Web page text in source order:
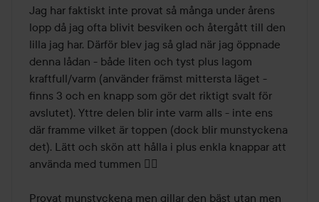
Jag har faktiskt inte provat så många under årens
lopp då jag ofta blivit besviken och återgått till den
lilla jag har. Därför blev jag så glad när jag öppnade
denna lådan - både liten och tyst plus lagom
kraftfull/varm (använder främst mittersta läget -
finns 3 och en knapp som gör det riktigt svalt för
avslutet). Yttre delen blir inte varm alls - inte ens
där framme vilket är toppen (dock blir munstyckena
det). Lätt och skön att hålla i plus enkla knappar att
använda med tummen 👍🏻
Provat munstyckena men gillar den bäst utan men